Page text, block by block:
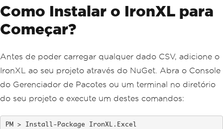
Como Instalar o IronXL para
Começar?
Antes de poder carregar qualquer dado CSV, adicione o
IronXL ao seu projeto através do NuGet. Abra o Console
do Gerenciador de Pacotes ou um terminal no diretório
do seu projeto e execute um destes comandos:
Install-Package IronXL.Excel